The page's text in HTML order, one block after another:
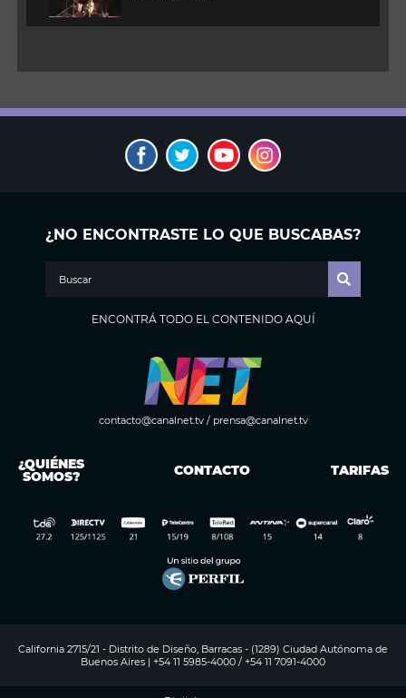
¿NO ENCONTRASTE LO QUE BUSCABAS?
ENCONTRÁ TODO EL CONTENIDO AQUÍ
contacto@canalnet.tv/ prensa@canalnet.tv
¿QUIÉNES
SOMOS? CONTACTO TARIFAS
California 2715/21 - Distrito de Diseño, Barracas - (1289) Ciudad Autónoma de
Buenos Aires | +54 11 5985-4000 / +54 11 7091-4000